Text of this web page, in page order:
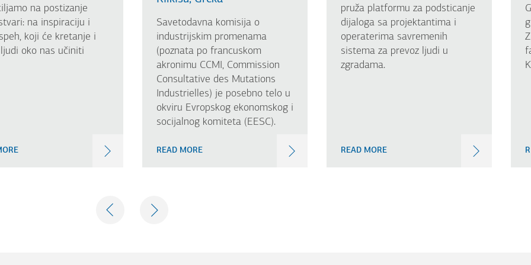
na postizanje
na inspiraciju i
koji će kretanje i
oko nas učiniti
Savetodavna komisija o
industrijskim promenama
(poznata po francuskom
akronimu CCMI, Commission
Consultative des Mutations
Industrielles) je posebno telo u
okviru Evropskog ekonomskog i
socijalnog komiteta (EESC).
READ MORE
pruža platformu za podsticanje
dijaloga sa projektantima i
operaterima savremenih
sistema za prevoz ljudi u
zgradama.
READ MORE